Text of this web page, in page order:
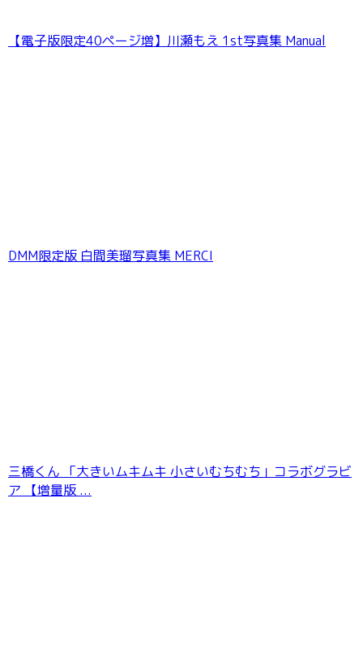
【電子版限定40ページ増】川瀬もえ 1st写真集 Manual
DMM限定版 白間美瑠写真集 MERCI
三橋くん 「大きいムキムキ 小さいむちむち」コラボグラビ
ア 【増量版 ...